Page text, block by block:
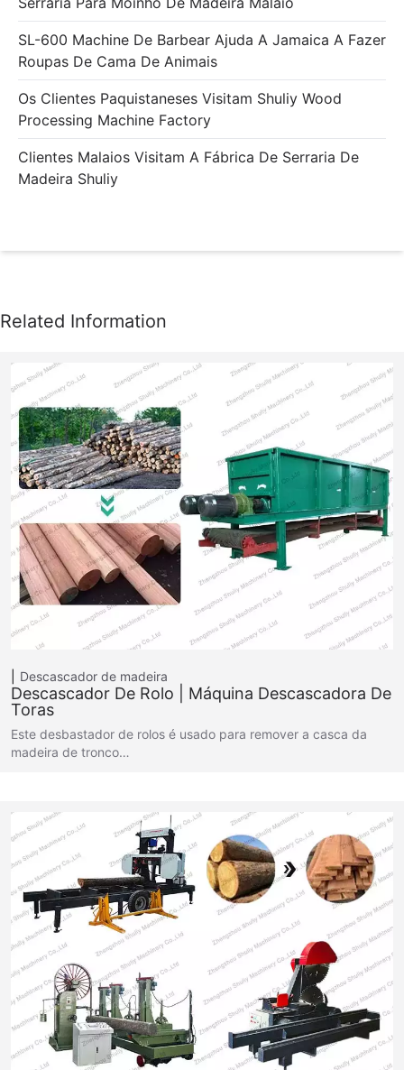
SL-600 Machine De Barbear Ajuda A Jamaica A Fazer
Roupas De Cama De Animais
Os Clientes Paquistaneses Visitam Shuliy Wood
Processing Machine Factory
Clientes Malaios Visitam A Fábrica De Serraria De
Madeira Shuliy
Descascador de madeira
Descascador De Rolo | Máquina Descascadora De
Toras
Este desbastador de rolos é usado para remover a casca da
madeira de tronco…